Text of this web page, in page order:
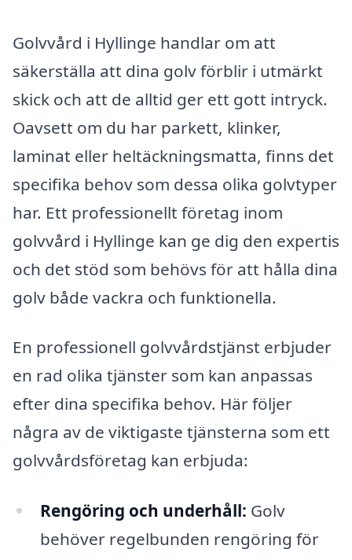
Golvvård i Hyllinge handlar om att
säkerställa att dina golv förblir i utmärkt
skick och att de alltid ger ett gott intryck.
Oavsett om du har parkett, klinker,
laminat eller heltäckningsmatta, finns det
specifika behov som dessa olika golvtyper
har. Ett professionellt företag inom
golvvård i Hyllinge kan ge dig den expertis
och det stöd som behövs för att hålla dina
golv både vackra och funktionella.
En professionell golvvårdstjänst erbjuder
en rad olika tjänster som kan anpassas
efter dina specifika behov. Här följer
några av de viktigaste tjänsterna som ett
golvvårdsföretag kan erbjuda:
Rengöring och underhåll: Golv
behöver regelbunden rengöring för